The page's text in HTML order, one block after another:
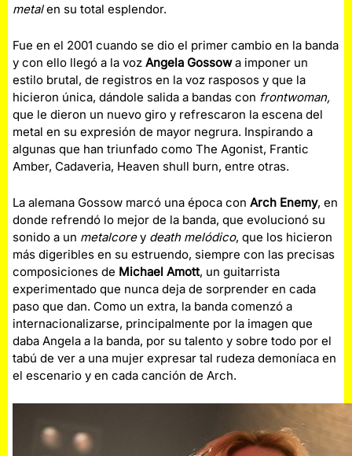
metalen su total esplendor.
Fue en el 2001 cuando se dio el primer cambio en la banda
y con ello llegó a la voz Angela Gossowa imponer un
estilo brutal, de registros en la voz rasposos y que la
hicieron única, dándole salida a bandas con frontwoman,
que le dieron un nuevo giro y refrescaron la escena del
metal en su expresión de mayor negrura. Inspirando a
algunas que han triunfado como The Agonist, Frantic
Amber, Cadaveria, Heaven shull burn, entre otras.
La alemana Gossow marcó una época conArch Enemy, en
donde refrendó lo mejor de la banda, que evolucionó su
sonido a un metalcorey death melódico, que los hicieron
más digeribles en su estruendo, siempre con las precisas
composiciones de Michael Amott, un guitarrista
experimentado que nunca deja de sorprender en cada
paso que dan. Como un extra, la banda comenzó a
internacionalizarse, principalmente por la imagen que
daba Angela a la banda, por su talento y sobre todo por el
tabú de ver a una mujer expresar tal rudeza demoníaca en
el escenario y en cada canción de Arch.